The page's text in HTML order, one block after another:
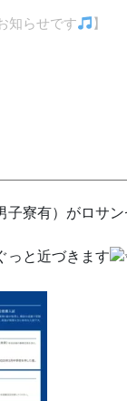
知らせです 】
寮有）がロサ
っと近づきます